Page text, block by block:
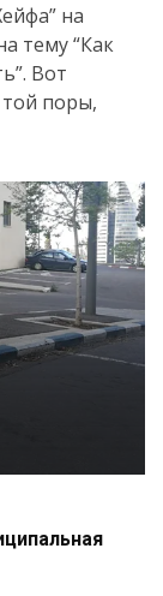
на
тему “Как
Вот
поры,